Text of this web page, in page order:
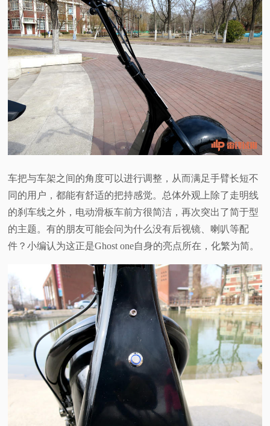
车把与车架之间的角度可以进行调整，从而满足手臂长短不
同的用户，都能有舒适的把持感觉。总体外观上除了走明线
的刹车线之外，电动滑板车前方很简洁，再次突出了简于型
的主题。有的朋友可能会问为什么没有后视镜、喇叭等配
件？小编认为这正是Ghost one自身的亮点所在，化繁为简。